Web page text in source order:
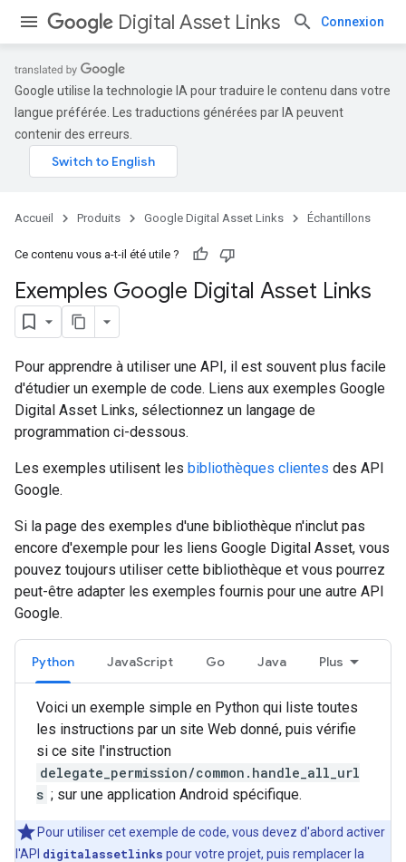
Digital Asset Links Connexion
Google utilise la technologie IA pour traduire le contenu dans votre
langue préférée. Les traductions générées par IA peuvent
contenir des erreurs.
Accueil Produits Google Digital Asset Links Échantillons
Ce contenu vous a-t-il été utile ?
Exemples Google Digital Asset Links
Pour apprendre à utiliser une API, il est souvent plus facile
d'étudier un exemple de code. Liens aux exemples Google
Digital Asset Links, sélectionnez un langage de
programmation ci-dessous.
Les exemples utilisent les bibliothèques clientes des API
Google.
Si la page des exemples d'une bibliothèque n'inclut pas
encore d'exemple pour les liens Google Digital Asset, vous
pouvez toujours utiliser cette bibliothèque et vous pourrez
peut-être adapter les exemples fournis pour une autre API
Google.
Python JavaScript Go Java Plus
Voici un exemple simple en Python qui liste toutes
les instructions par un site Web donné, puis vérifie
si ce site l'instruction
delegate_permission/common.handle_all_url
s ; sur une application Android spécifique.
Pour utiliser cet exemple de code, vous devez d'abord activer
l'API digitalassetlinks pour votre projet, puis remplacer la